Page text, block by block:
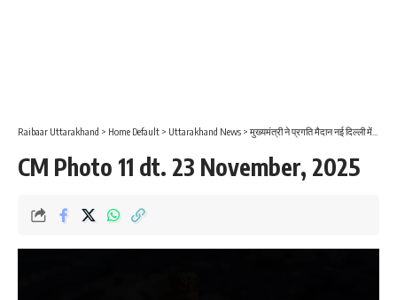
Raibaar Uttarakhand > Home Default > Uttarakhand News > मुख्यमंत्री ने प्रगति मैदान नई दिल्ली में भारत अंतर्राष्ट्रीय व्यापार मेले में आयोजित उत्तराखंड दिवस में किया प्रतिभाग
CM Photo 11 dt. 23 November, 2025